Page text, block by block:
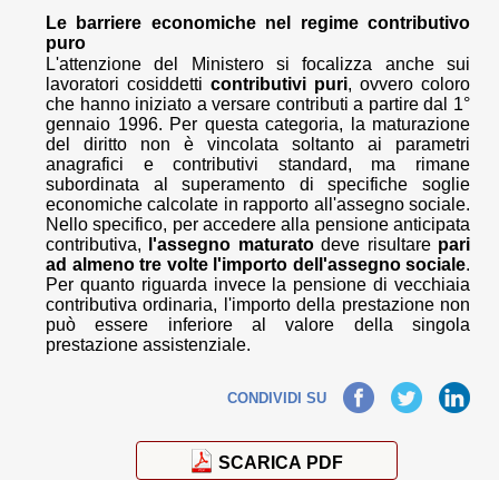
Le barriere economiche nel regime contributivo
puro
L'attenzione del Ministero si focalizza anche sui
lavoratori cosiddetti contributivi puri, ovvero coloro
che hanno iniziato a versare contributi a partire dal 1°
gennaio 1996. Per questa categoria, la maturazione
del diritto non è vincolata soltanto ai parametri
anagrafici e contributivi standard, ma rimane
subordinata al superamento di specifiche soglie
economiche calcolate in rapporto all'assegno sociale.
Nello specifico, per accedere alla pensione anticipata
contributiva,
l'assegno maturatodeve risultare pari
ad almeno tre volte l'importo dell'assegno sociale.
Per quanto riguarda invece la pensione di vecchiaia
contributiva ordinaria, l'importo della prestazione non
può essere inferiore al valore della singola
prestazione assistenziale.
CONDIVIDI SUFacebook TwitterLinkedIn
SCARICA PDF